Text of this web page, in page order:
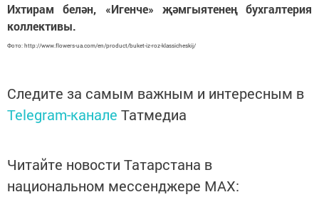
Ихтирам белән, «Игенче» җәмгыятенең бухгалтерия
коллективы.
Фото: http://www.flowers-ua.com/en/product/buket-iz-roz-klassicheskij/
Следите за самым важным и интересным в
Telegram-канале Татмедиа
Читайте новости Татарстана в
национальном мессенджере MАХ: